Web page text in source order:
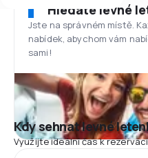
Hledáte levné
Jste na správném místě.
nabídek, abychom vám
sami!
Kdy sehnat levné
Využijte ideální čas k